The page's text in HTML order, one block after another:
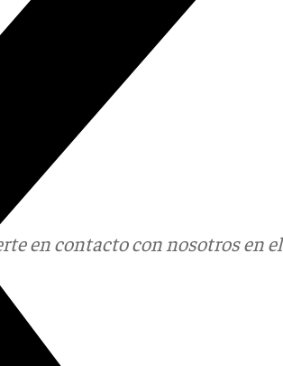
en contacto con nosotros en el